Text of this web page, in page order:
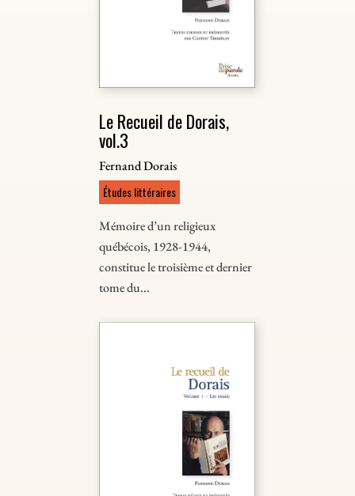
Le Recueil de Dorais,
vol.3
Fernand Dorais
Études littéraires
Mémoire d’un religieux
québécois, 1928-1944,
constitue le troisième et dernier
tome du...